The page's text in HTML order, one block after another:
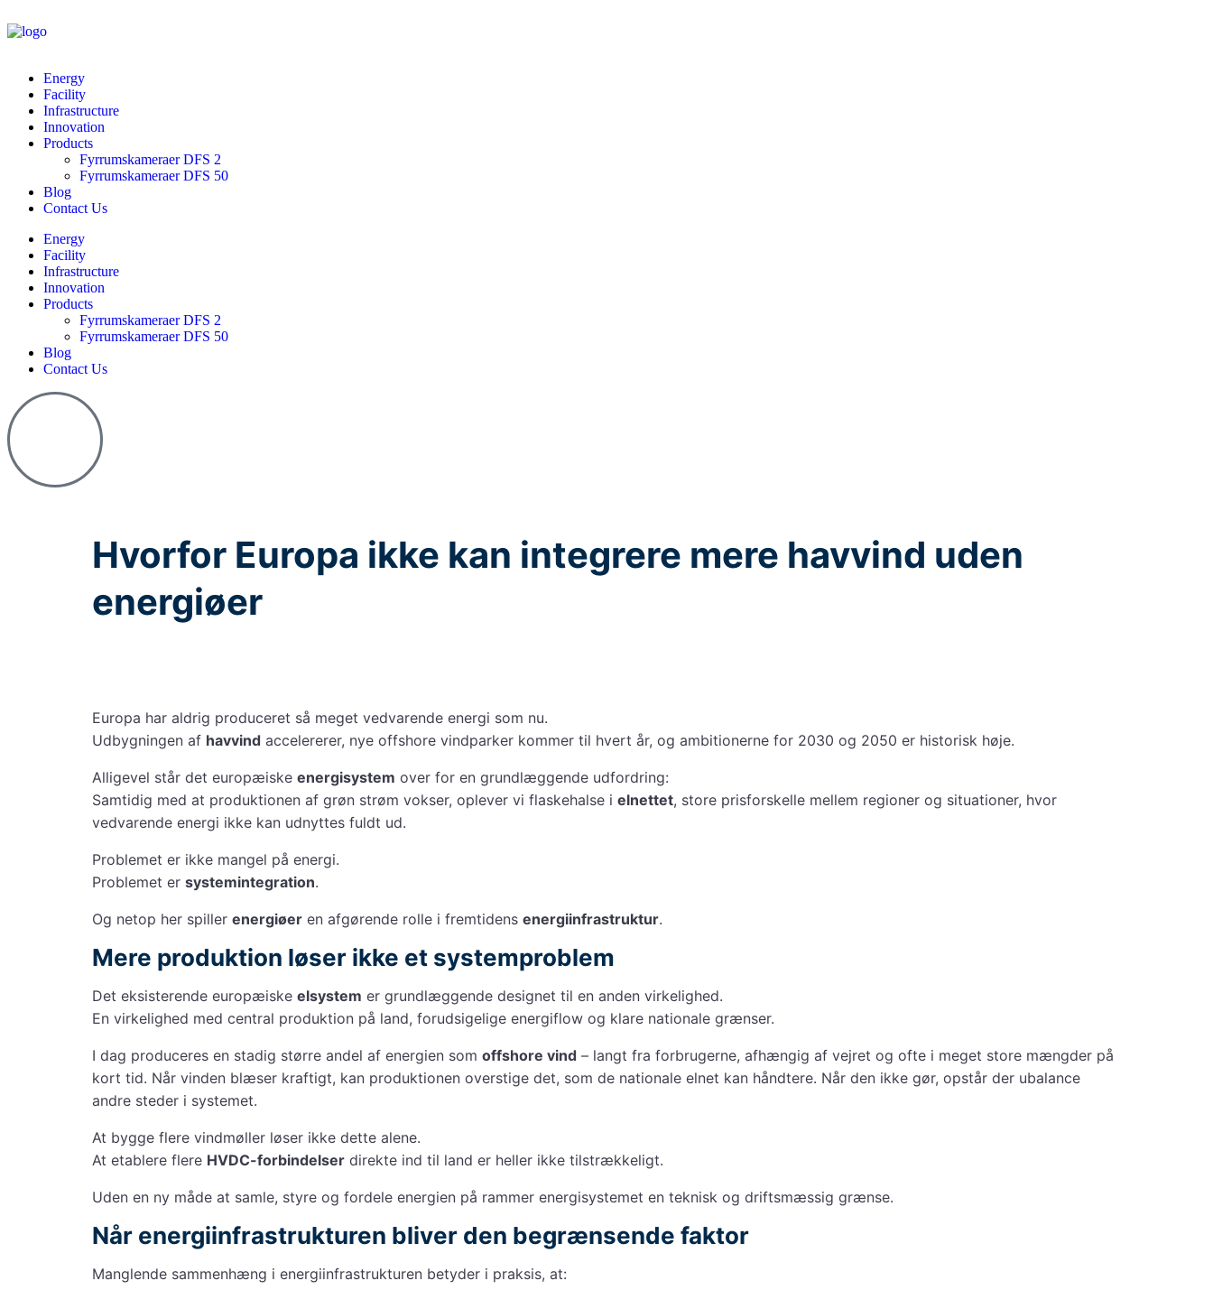
Energy
Facility
Infrastructure
Innovation
Products
Fyrrumskameraer DFS 2
Fyrrumskameraer DFS 50
Blog
Contact Us
Energy
Facility
Infrastructure
Innovation
Products
Fyrrumskameraer DFS 2
Fyrrumskameraer DFS 50
Blog
Contact Us
Hvorfor Europa ikke kan integrere mere havvind uden
energiøer
Europa har aldrig produceret så meget vedvarende energi som nu.
Udbygningen af havvind accelererer, nye offshore vindparker kommer til hvert år, og ambitionerne for 2030 og 2050 er historisk høje.
Alligevel står det europæiske energisystem over for en grundlæggende udfordring:
Samtidig med at produktionen af grøn strøm vokser, oplever vi flaskehalse i elnettet, store prisforskelle mellem regioner og situationer, hvor
vedvarende energi ikke kan udnyttes fuldt ud.
Problemet er ikke mangel på energi.
Problemet er systemintegration.
Og netop her spiller energiøer en afgørende rolle i fremtidens energiinfrastruktur.
Mere produktion løser ikke et systemproblem
Det eksisterende europæiske elsystem er grundlæggende designet til en anden virkelighed.
En virkelighed med central produktion på land, forudsigelige energiflow og klare nationale grænser.
I dag produceres en stadig større andel af energien som offshore vind – langt fra forbrugerne, afhængig af vejret og ofte i meget store mængder på
kort tid. Når vinden blæser kraftigt, kan produktionen overstige det, som de nationale elnet kan håndtere. Når den ikke gør, opstår der ubalance
andre steder i systemet.
At bygge flere vindmøller løser ikke dette alene.
At etablere flere HVDC-forbindelser direkte ind til land er heller ikke tilstrækkeligt.
Uden en ny måde at samle, styre og fordele energien på rammer energisystemet en teknisk og driftsmæssig grænse.
Når energiinfrastrukturen bliver den begrænsende faktor
Manglende sammenhæng i energiinfrastrukturen betyder i praksis, at: